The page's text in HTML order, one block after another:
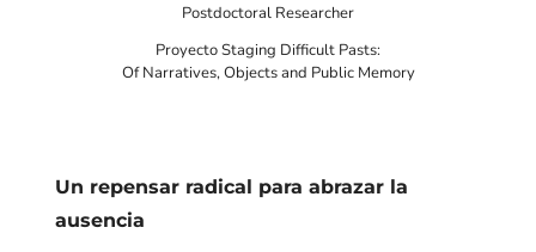
Postdoctoral Researcher
Proyecto Staging Difficult Pasts:
Of Narratives, Objects and Public Memory
Un repensar radical para abrazar la
ausencia